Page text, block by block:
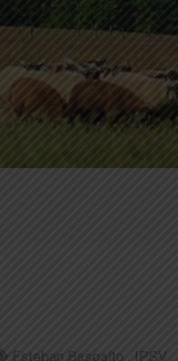
Esteban Basoalto IPSV